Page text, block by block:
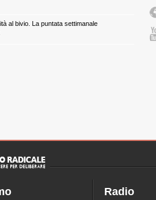
al bivio. La puntata settimanale
Radio